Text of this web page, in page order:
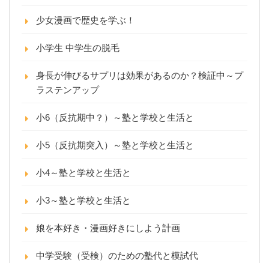
少女漫画で歴史を学ぶ！
小学生 中学生の脱毛
身長が伸びるサプリは効果があるのか？検証中～プ
ラステンアップ
小6（反抗期中？）～塾と学校と生活と
小5（反抗期突入）～塾と学校と生活と
小4～塾と学校と生活と
小3～塾と学校と生活と
娘を本好き・漫画好きにしよう計画
中学受験（受検）のための塾代と模試代